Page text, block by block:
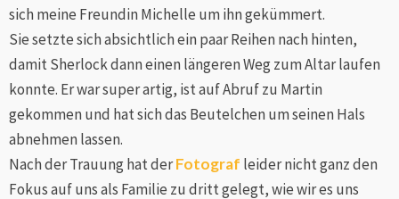
sich meine Freundin Michelle um ihn gekümmert.
Sie setzte sich absichtlich ein paar Reihen nach hinten,
damit Sherlock dann einen längeren Weg zum Altar laufen
konnte. Er war super artig, ist auf Abruf zu Martin
gekommen und hat sich das Beutelchen um seinen Hals
abnehmen lassen.
Nach der Trauung hat derFotograf leider nicht ganz den
Fokus auf uns als Familie zu dritt gelegt, wie wir es uns